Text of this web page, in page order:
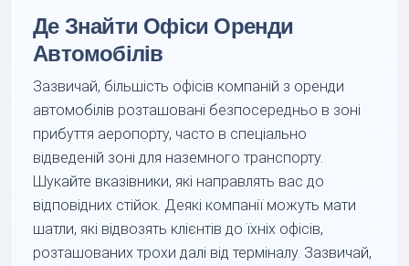
Де Знайти Офіси Оренди
Автомобілів
Зазвичай, більшість офісів компаній з оренди
автомобілів розташовані безпосередньо в зоні
прибуття аеропорту, часто в спеціально
відведеній зоні для наземного транспорту.
Шукайте вказівники, які направлять вас до
відповідних стійок. Деякі компанії можуть мати
шатли, які відвозять клієнтів до їхніх офісів,
розташованих трохи далі від терміналу. Зазвичай,